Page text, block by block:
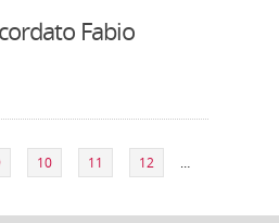
Fabio
10 11 12
…